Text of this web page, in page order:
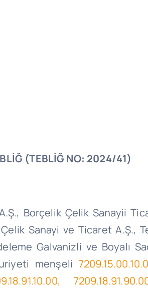
(TEBLİĞ NO: 2024/41)
., BorçelikÇelik Sanayii
Çelik Sanayi ve Ticaret A.Ş.,
Galvanizli ve Boyalı
menşeli